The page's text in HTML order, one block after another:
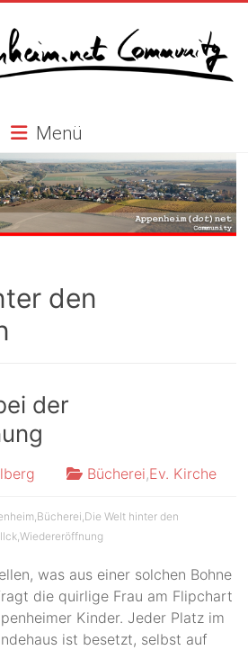
Menü
den
der
Bücherei,Ev. Kirche
Bücherei Die Welt hinter den
,Wiedereröffnung
was aus einer solchen Bohne
die quirlige Frau am Flipchart
Kinder. Jeder Platz im
ist besetzt, selbst auf